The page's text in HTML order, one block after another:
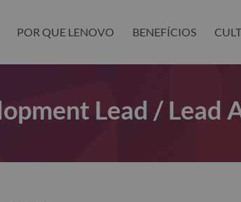
POR QUE LENOVO BENEFÍCIOS
Lead / Lead